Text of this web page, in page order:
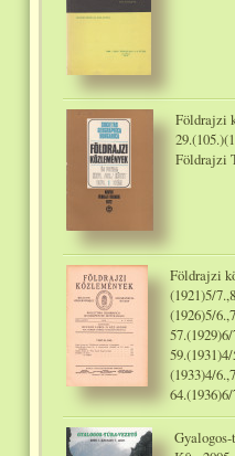
Földrajzi
Földrajzi
Földrajzi
(1921)5/
(1926)5/
(1933)4/